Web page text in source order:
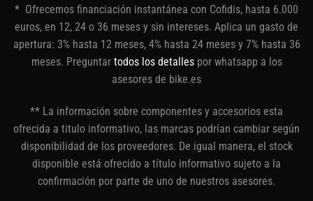
* Ofrecemos financiación instantánea con Cofidis, hasta 6.000
euros, en 12, 24 o 36 meses y sin intereses. Aplica un gasto de
apertura: 3% hasta 12 meses, 4% hasta 24 meses y 7% hasta 36
meses. Preguntar todos los detallespor whatsapp a los
asesores de bike.es
** La información sobre componentes y accesorios esta
ofrecida a titulo informativo, las marcas podrían cambiar según
disponibilidad de los proveedores. De igual manera, el stock
disponible está ofrecido a título informativo sujeto a la
confirmación por parte de uno de nuestros asesores.